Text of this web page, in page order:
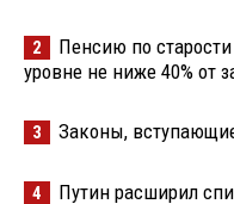
2
Пенсию по
уровне не ниже 40% от
3 Законы,
4
Путин расширил